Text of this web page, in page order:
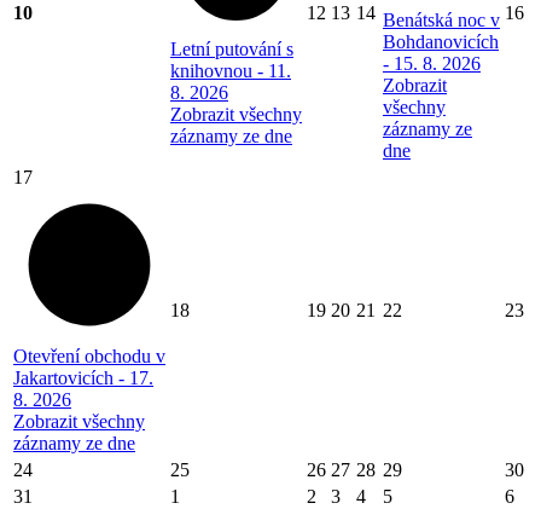
10
Letní putování s
knihovnou - 11.
8. 2026
Zobrazit všechny
záznamy ze dne
12 13 14 Benátská noc v
Bohdanovicích
- 15. 8. 2026
Zobrazit
všechny
záznamy ze
dne
16
17
Otevření obchodu v
Jakartovicích - 17.
8. 2026
Zobrazit všechny
záznamy ze dne
18 19 20 21 22 23
24 25 26 27 28 29
30
31
1 2 3 4 5 6